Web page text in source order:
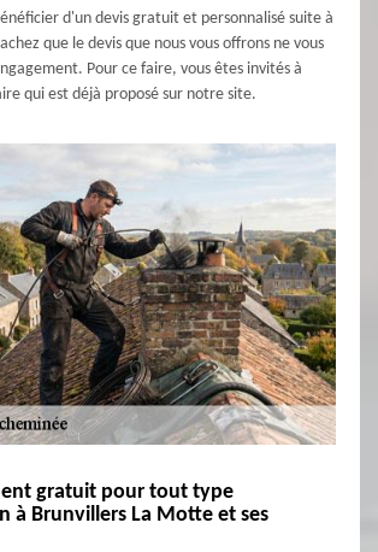
d'un devis gratuit et personnalisé suite à
que le devis que nous vous offrons ne vous
Pour ce faire, vous êtes invités à
qui est déjà proposé sur notre site.
gratuit pour tout type
à Brunvillers La Motte et ses